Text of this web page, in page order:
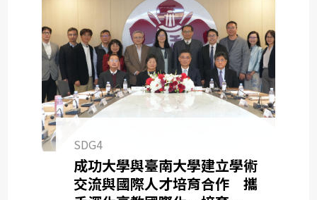
SDG4
成功大學與臺南大學建立學術
交流與國際人才培育合作 攜